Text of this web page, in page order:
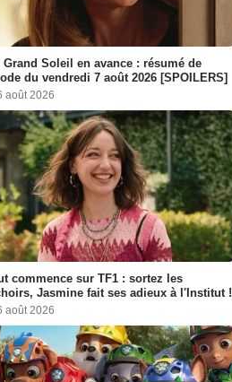
Grand Soleil en avance : résumé de
du vendredi 7 août 2026 [SPOILERS]
août 2026
commence sur TF1 : sortez les
Jasmine fait ses adieux à l'Institut !
août 2026